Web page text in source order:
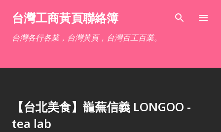
跳到主要內容
台灣工商黃頁聯絡簿
台灣各行各業，台灣黃頁，台灣百工百業。
【台北美食】巃蕪信義 LONGOO -
tea lab